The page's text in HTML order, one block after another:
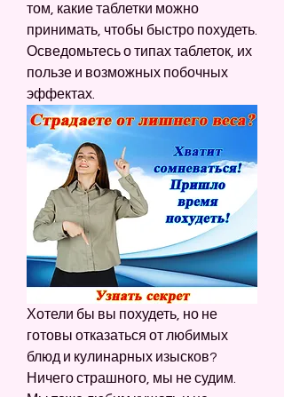
том, какие таблетки можно
принимать, чтобы быстро похудеть.
Осведомьтесь о типах таблеток, их
пользе и возможных побочных
эффектах.
Хотели бы вы похудеть, но не
готовы отказаться от любимых
блюд и кулинарных изысков?
Ничего страшного, мы не судим.